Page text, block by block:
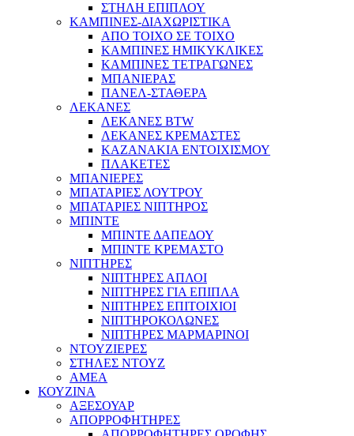
ΣΤΗΛΗ ΕΠΙΠΛΟΥ
ΚΑΜΠΙΝΕΣ-ΔΙΑΧΩΡΙΣΤΙΚΑ
ΑΠΟ ΤΟΙΧΟ ΣΕ ΤΟΙΧΟ
ΚΑΜΠΙΝΕΣ ΗΜΙΚΥΚΛΙΚΕΣ
ΚΑΜΠΙΝΕΣ ΤΕΤΡΑΓΩΝΕΣ
ΜΠΑΝΙΕΡΑΣ
ΠΑΝΕΛ-ΣΤΑΘΕΡΑ
ΛΕΚΑΝΕΣ
ΛΕΚΑΝΕΣ BTW
ΛΕΚΑΝΕΣ ΚΡΕΜΑΣΤΕΣ
ΚΑΖΑΝΑΚΙΑ ΕΝΤΟΙΧΙΣΜΟΥ
ΠΛΑΚΕΤΕΣ
ΜΠΑΝΙΕΡΕΣ
ΜΠΑΤΑΡΙΕΣ ΛΟΥΤΡΟΥ
ΜΠΑΤΑΡΙΕΣ ΝΙΠΤΗΡΟΣ
ΜΠΙΝΤΕ
ΜΠΙΝΤΕ ΔΑΠΕΔΟΥ
ΜΠΙΝΤΕ ΚΡΕΜΑΣΤΟ
ΝΙΠΤΗΡΕΣ
ΝΙΠΤΗΡΕΣ ΑΠΛΟΙ
ΝΙΠΤΗΡΕΣ ΓΙΑ ΕΠΙΠΛΑ
ΝΙΠΤΗΡΕΣ ΕΠΙΤΟΙΧΙΟΙ
ΝΙΠΤΗΡΟΚΟΛΩΝΕΣ
ΝΙΠΤΗΡΕΣ ΜΑΡΜΑΡΙΝΟΙ
ΝΤΟΥΖΙΕΡΕΣ
ΣΤΗΛΕΣ ΝΤΟΥΖ
ΑΜΕΑ
ΚΟΥΖΙΝΑ
ΑΞΕΣΟΥΑΡ
ΑΠΟΡΡΟΦΗΤΗΡΕΣ